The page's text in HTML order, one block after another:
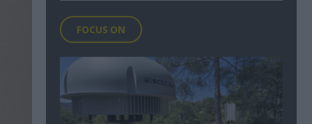
FOCUS ON